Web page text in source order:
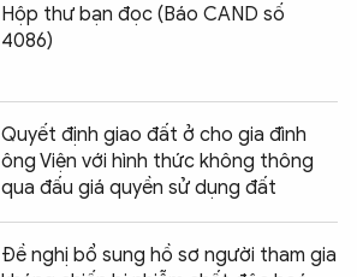
Hộp thư bạn đọc (Báo CAND số
4086)
Quyết định giao đất ở cho gia đình
ông Viện với hình thức không thông
qua đấu giá quyền sử dụng đất
Đề nghị bổ sung hồ sơ người tham gia